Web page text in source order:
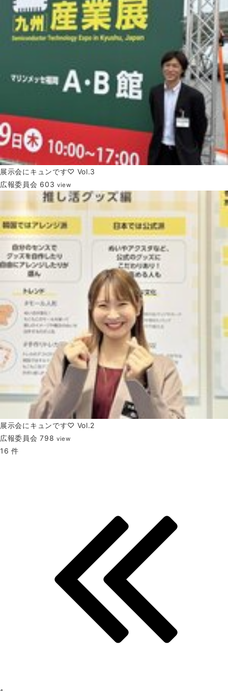
展示会にキュンです♡ Vol.3
広報委員会 603 view
展示会にキュンです♡ Vol.2
広報委員会 798 view
16 件